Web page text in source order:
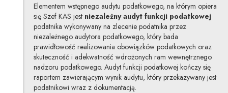
Elementem wstępnego audytu podatkowego, na którym opiera
się Szef KAS jest niezależny audyt funkcji podatkowej
podatnika wykonywany na zlecenie podatnika przez
niezależnego audytora podatkowego, który bada
prawidłowość realizowania obowiązków podatkowych oraz
skuteczność i adekwatność wdrożonych ram wewnętrznego
nadzoru podatkowego. Audyt funkcji podatkowej kończy się
raportem zawierającym wynik audytu, który przekazywany jest
podatnikowi wraz z dokumentacją.